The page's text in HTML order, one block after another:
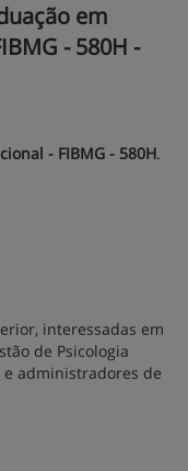
em
- 580H -
- FIBMG - 580H.
interessadas em
de Psicologia
administradores de